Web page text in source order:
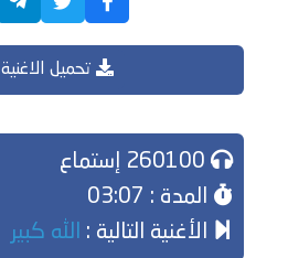
تحميل الاغنية
المدة : 03:07
الأغنية التالية : الله كبير